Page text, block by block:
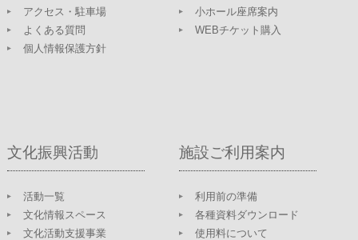
アクセス・駐車場
よくある質問
個人情報保護方針
小ホール座席案内
WEBチケット購入
文化振興活動
活動一覧
文化情報スペース
文化活動支援事業
施設ご利用案内
利用前の準備
各種資料ダウンロード
使用料について